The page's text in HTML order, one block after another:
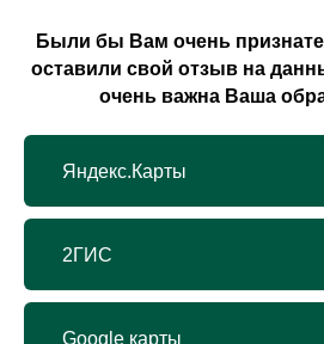
Были бы Вам очень
оставили свой отзыв на
очень важна Ваша
Яндекс.Карты
2ГИС
Google карты